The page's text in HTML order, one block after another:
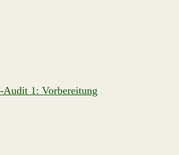
Audit 1: Vorbereitung